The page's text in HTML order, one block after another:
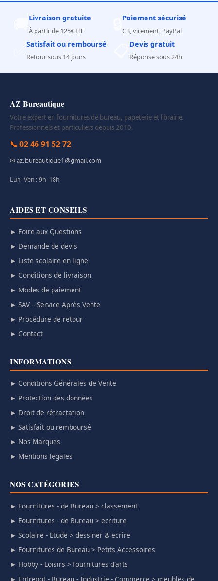
Livraison gratuite
À partir de 125€ HT
Paiement sécurisé
CB, virement, PayPal
Satisfait ou remboursé
Retour sous 14 jours
Devis gratuit
Réponse sous 24h
AZ Bureautique
Votre expert en fournitures de bureau, papeterie et librairie.
Professionnels et particuliers depuis 2010.
📞 02 46 91 52 72
✉ az.bureautique1@gmail.com
Lun–Ven : 9h–18h
AIDES ET CONSEILS
► Foire aux Questions
► Demande de devis
► Liste scolaire en ligne
► Conditions de livraison
► Modes de paiement
► SAV – Service Après Vente
► Procédure de retour
► Contact
INFORMATIONS
► Conditions Générales de Vente
► Protection des données
► Droit de rétractation
► Satisfait ou remboursé
► Nos Marques
► Mentions légales
NOS CATÉGORIES
► Fournitures - de Bureau > classement
► Fournitures - de Bureau > ecriture
► Scolaire - Etude > dessiner & ecrire
► Fournitures de Bureau > Petits Accessoires
► Hobby - Loisirs > fournitures d'arts
► Entrepot - Bureau - Industrie - Commerce > meubles de